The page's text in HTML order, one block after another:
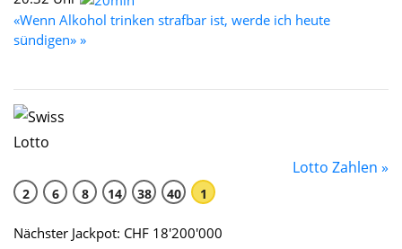
«Wenn Alkohol trinken strafbar ist, werde ich heute
sündigen» »
Lotto Zahlen »
2 6 8 14 38 40 1
Nächster Jackpot: CHF 18'200'000